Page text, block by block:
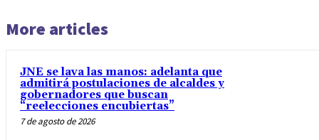
More articles
JNE se lava las manos: adelanta que
admitirá postulaciones de alcaldes y
gobernadores que buscan
“reelecciones encubiertas”
7 de agosto de 2026